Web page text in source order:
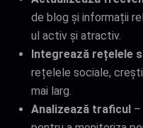
de blog și informații
ul activ și atractiv.
Integrează rețelele
rețelele sociale, crești
mai larg.
Analizează traficul –